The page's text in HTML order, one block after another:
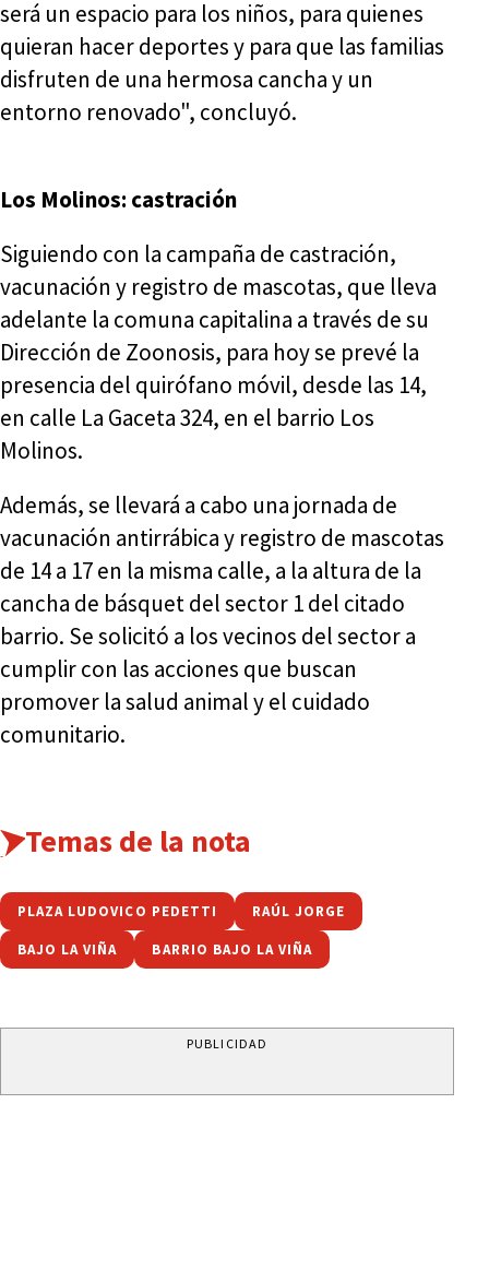
será un espacio para los niños, para quienes
quieran hacer deportes y para que las familias
disfruten de una hermosa cancha y un
entorno renovado", concluyó.
Los Molinos: castración
Siguiendo con la campaña de castración,
vacunación y registro de mascotas, que lleva
adelante la comuna capitalina a través de su
Dirección de Zoonosis, para hoy se prevé la
presencia del quirófano móvil, desde las 14,
en calle La Gaceta 324, en el barrio Los
Molinos.
Además, se llevará a cabo una jornada de
vacunación antirrábica y registro de mascotas
de 14 a 17 en la misma calle, a la altura de la
cancha de básquet del sector 1 del citado
barrio. Se solicitó a los vecinos del sector a
cumplir con las acciones que buscan
promover la salud animal y el cuidado
comunitario.
Temas de la nota
PLAZA LUDOVICO PEDETTI RAÚL JORGE
BAJO LA VIÑA BARRIO BAJO LA VIÑA
PUBLICIDAD